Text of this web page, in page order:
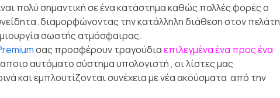
πολύ σημαντική σε ένα κατάστημα καθώς πολλές φορές ο
,διαμορφώνοντας την κατάλληλη διάθεση στον πελάτη
σωστής ατμόσφαιρας.
σας προσφέρουν τραγούδιαεπιλεγμένα ένα προς ένα
αυτόματο σύστημα υπολογιστή , οι λίστες μας
και εμπλουτίζονται συνέχεια με νέα ακούσματα από την